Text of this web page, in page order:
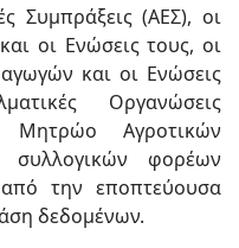
Συμπράξεις (ΑΕΣ), οι
οι Ενώσεις τους, οι
και οι Ενώσεις
Οργανώσεις
Μητρώο Αγροτικών
συλλογικών φορέων
την εποπτεύουσα
δεδομένων.